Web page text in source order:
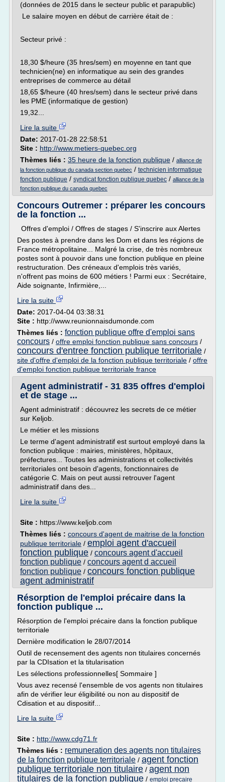
(données de 2015 dans le secteur public et parapublic)
Le salaire moyen en début de carrière était de :
Secteur privé :
18,30 $/heure (35 hres/sem) en moyenne en tant que
technicien(ne) en informatique au sein des grandes
entreprises de commerce au détail
18,65 $/heure (40 hres/sem) dans le secteur privé dans
les PME (informatique de gestion)
19,32...
Lire la suite
Date: 2017-01-28 22:58:51
Site : http://www.metiers-quebec.org
Thèmes liés : 35 heure de la fonction publique / alliance de
la fonction publique du canada section quebec / technicien informatique
fonction publique / syndicat fonction publique quebec / alliance de la
fonction publique du canada quebec
Concours Outremer : préparer les concours
de la fonction ...
Offres d'emploi / Offres de stages / S'inscrire aux Alertes
Des postes à prendre dans les Dom et dans les régions de
France métropolitaine... Malgré la crise, de très nombreux
postes sont à pouvoir dans une fonction publique en pleine
restructuration. Des créneaux d'emplois très variés,
n'offrent pas moins de 600 métiers ! Parmi eux : Secrétaire,
Aide soignante, Infirmière,...
Lire la suite
Date: 2017-04-04 03:38:31
Site : http://www.reunionnaisdumonde.com
Thèmes liés : fonction publique offre d'emploi sans
concours / offre emploi fonction publique sans concours /
concours d'entree fonction publique territoriale /
site d'offre d'emploi de la fonction publique territoriale / offre
d'emploi fonction publique territoriale france
Agent administratif - 31 835 offres d'emploi
et de stage ...
Agent administratif : découvrez les secrets de ce métier
sur Keljob.
Le métier et les missions
Le terme d'agent administratif est surtout employé dans la
fonction publique : mairies, ministères, hôpitaux,
préfectures... Toutes les administrations et collectivités
territoriales ont besoin d'agents, fonctionnaires de
catégorie C. Mais on peut aussi retrouver l'agent
administratif dans des...
Lire la suite
Site : https://www.keljob.com
Thèmes liés : concours d'agent de maitrise de la fonction
publique territoriale / emploi agent d'accueil
fonction publique / concours agent d'accueil
fonction publique / concours agent d accueil
fonction publique / concours fonction publique
agent administratif
Résorption de l'emploi précaire dans la
fonction publique ...
Résorption de l'emploi précaire dans la fonction publique
territoriale
Dernière modification le 28/07/2014
Outil de recensement des agents non titulaires concernés
par la CDIsation et la titularisation
Les sélections professionnelles[ Sommaire ]
Vous avez recensé l'ensemble de vos agents non titulaires
afin de vérifier leur éligibilité ou non au dispositif de
Cdisation et au dispositif...
Lire la suite
Site : http://www.cdg71.fr
Thèmes liés : remuneration des agents non titulaires
de la fonction publique territoriale / agent fonction
publique territoriale non titulaire / agent non
titulaires de la fonction publique / emploi precaire